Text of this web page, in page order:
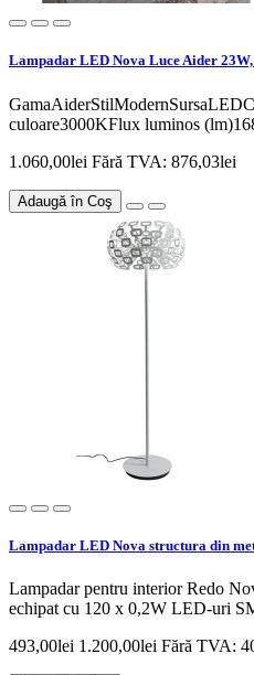
Lampadar LED Nova Luce Aider
culoare3000KFlux luminos
1.060,00lei Fără TVA: 876,03lei
Adaugă în Coş
Lampadar LED Nova structura din
Lampadar pentru interior Redo
echipat cu 120 x 0,2W LED-uri
493,00lei 1.200,00lei Fără TVA: